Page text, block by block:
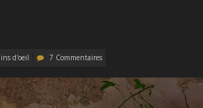
d'oeil 7 Commentaires